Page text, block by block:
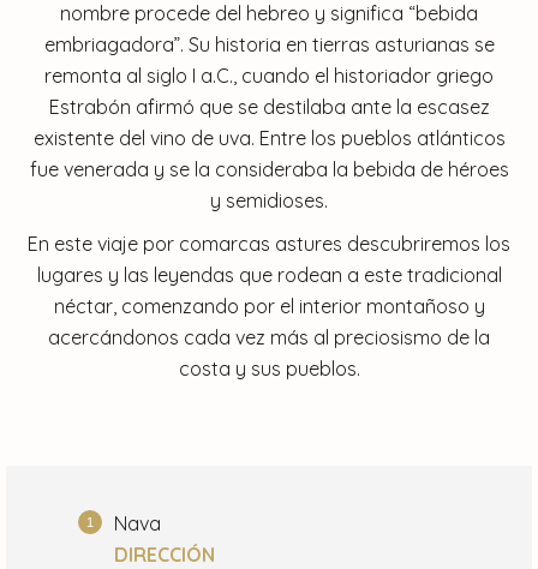
nombre procede del hebreo y significa “bebida
embriagadora”. Su historia en tierras asturianas se
remonta al siglo I a.C., cuando el historiador griego
Estrabón afirmó que se destilaba ante la escasez
existente del vino de uva. Entre los pueblos atlánticos
fue venerada y se la consideraba la bebida de héroes
y semidioses.
En este viaje por comarcas astures descubriremos los
lugares y las leyendas que rodean a este tradicional
néctar, comenzando por el interior montañoso y
acercándonos cada vez más al preciosismo de la
costa y sus pueblos.
Nava
DIRECCIÓN